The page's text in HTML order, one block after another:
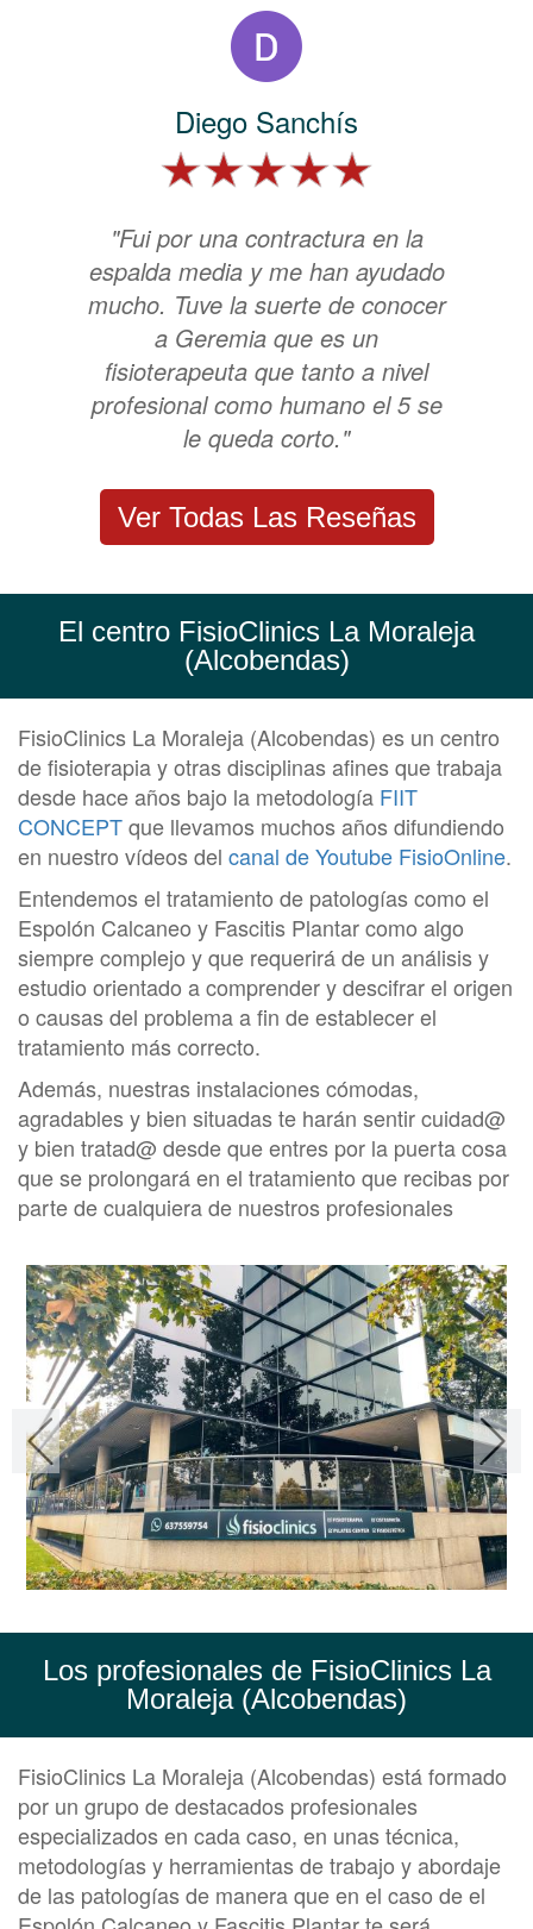
Diego Sanchís
"Fui por una contractura en la
espalda media y me han ayudado
mucho. Tuve la suerte de conocer
a Geremia que es un
fisioterapeuta que tanto a nivel
profesional como humano el 5 se
le queda corto."
Ver Todas Las Reseñas
El centro FisioClinics La Moraleja
(Alcobendas)
FisioClinics La Moraleja (Alcobendas) es un centro
de fisioterapia y otras disciplinas afines que trabaja
desde hace años bajo la metodología FIIT
CONCEPTque llevamos muchos años difundiendo
en nuestro vídeos del canal de Youtube FisioOnline.
Entendemos el tratamiento de patologías como el
Espolón Calcaneo y Fascitis Plantar como algo
siempre complejo y que requerirá de un análisis y
estudio orientado a comprender y descifrar el origen
o causas del problema a fin de establecer el
tratamiento más correcto.
Además, nuestras instalaciones cómodas,
agradables y bien situadas te harán sentir cuidad@
y bien tratad@ desde que entres por la puerta cosa
que se prolongará en el tratamiento que recibas por
parte de cualquiera de nuestros profesionales
Los profesionales de FisioClinics La
Moraleja (Alcobendas)
FisioClinics La Moraleja (Alcobendas) está formado
por un grupo de destacados profesionales
especializados en cada caso, en unas técnica,
metodologías y herramientas de trabajo y abordaje
de las patologías de manera que en el caso de el